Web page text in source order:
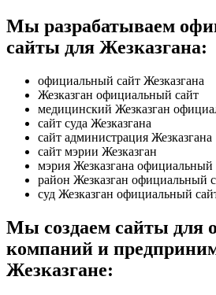
Мы разрабатываем
сайты для Жезказгана:
официальный сайт Жезказгана
Жезказган официальный сайт
медицинский Жезказган
сайт суда Жезказгана
сайт администрация Жезказгана
сайт мэрии Жезказган
мэрия Жезказгана официальный
район Жезказган официальный
суд Жезказган официальный
Мы создаем сайты для
компаний и
Жезказгане: